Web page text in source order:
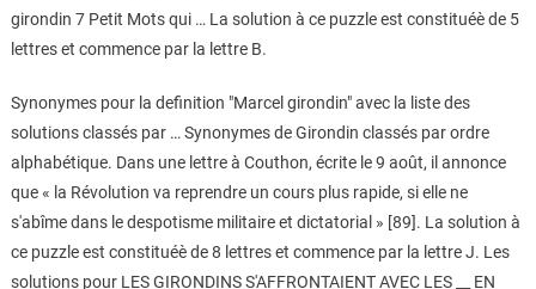
girondin 7 Petit Mots qui … La solution à ce puzzle est constituéè de 5
lettres et commence par la lettre B.
Synonymes pour la definition "Marcel girondin" avec la liste des
solutions classés par … Synonymes de Girondin classés par ordre
alphabétique. Dans une lettre à Couthon, écrite le 9 août, il annonce
que « la Révolution va reprendre un cours plus rapide, si elle ne
s'abîme dans le despotisme militaire et dictatorial » [89]. La solution à
ce puzzle est constituéè de 8 lettres et commence par la lettre J. Les
solutions pour LES GIRONDINS S'AFFRONTAIENT AVEC LES __ EN